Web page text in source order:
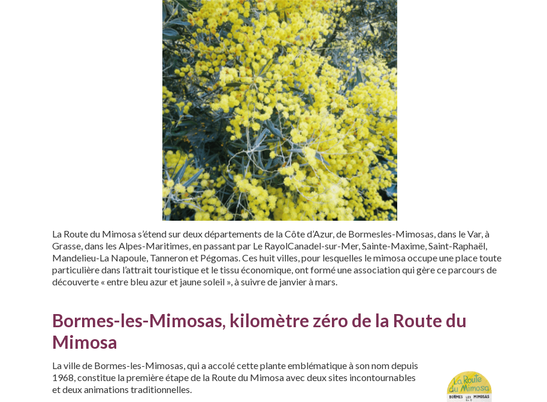
La Route du Mimosa s’étend sur deux départements de la Côte d’Azur, de Bormesles-Mimosas, dans le Var, à
Grasse, dans les Alpes-Maritimes, en passant par Le RayolCanadel-sur-Mer, Sainte-Maxime, Saint-Raphaël,
Mandelieu-La Napoule, Tanneron et Pégomas. Ces huit villes, pour lesquelles le mimosa occupe une place toute
particulière dans l’attrait touristique et le tissu économique, ont formé une association qui gère ce parcours de
découverte « entre bleu azur et jaune soleil », à suivre de janvier à mars.
Bormes-les-Mimosas, kilomètre zéro de la Route du
Mimosa
La ville de Bormes-les-Mimosas, qui a accolé cette plante emblématique à son nom depuis
1968, constitue la première étape de la Route du Mimosa avec deux sites incontournables
et deux animations traditionnelles.